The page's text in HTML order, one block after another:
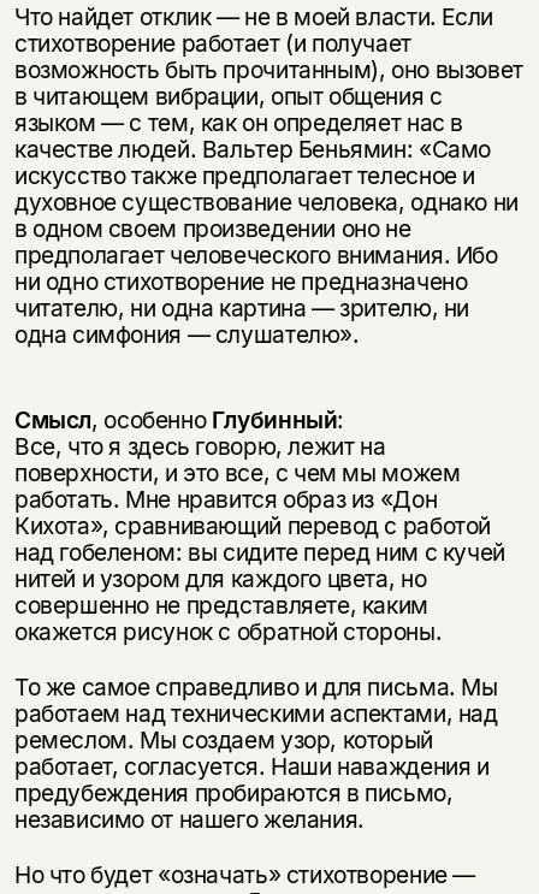
Что найдет отклик — не в моей власти. Если
стихотворение работает (и получает
возможность быть прочитанным), оно вызовет
в читающем вибрации, опыт общения с
языком — с тем, как он определяет нас в
качестве людей. Вальтер Беньямин: «Само
искусство также предполагает телесное и
духовное существование человека, однако ни
в одном своем произведении оно не
предполагает человеческого внимания. Ибо
ни одно стихотворение не предназначено
читателю, ни одна картина — зрителю, ни
одна симфония — слушателю».
Смысл, особенно Глубинный:
Все, что я здесь говорю, лежит на
поверхности, и это все, с чем мы можем
работать. Мне нравится образ из «Дон
Кихота», сравнивающий перевод с работой
над гобеленом: вы сидите перед ним с кучей
нитей и узором для каждого цвета, но
совершенно не представляете, каким
окажется рисунок с обратной стороны.
То же самое справедливо и для письма. Мы
работаем над техническими аспектами, над
ремеслом. Мы создаем узор, который
работает, согласуется. Наши наваждения и
предубеждения пробираются в письмо,
независимо от нашего желания.
Но что будет «означать» стихотворение —